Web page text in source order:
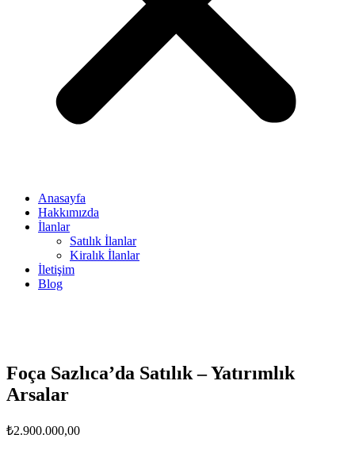
Anasayfa
Hakkımızda
İlanlar
Satılık İlanlar
Kiralık İlanlar
İletişim
Blog
Foça Sazlıca’da Satılık – Yatırımlık
Arsalar
₺2.900.000,00